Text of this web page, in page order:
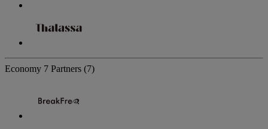
Economy 7 Partners (7)